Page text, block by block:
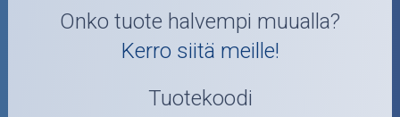
Onko tuote halvempi muualla?
Kerro siitä meille!
Tuotekoodi